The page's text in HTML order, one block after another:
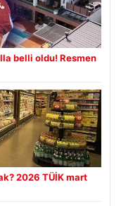
belli oldu! Resmen
2026 TÜİK mart